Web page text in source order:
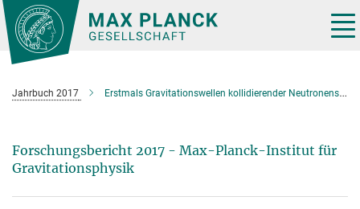
Hauptinhalt
Jahrbuch 2017 Erstmals Gravitationswellen kollidierender Neutronensterne gemessen
Forschungsbericht 2017 - Max-Planck-Institut für
Gravitationsphysik